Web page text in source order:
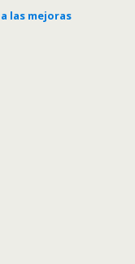
las mejoras